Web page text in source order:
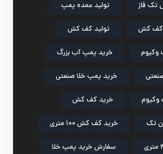
تک فاز تولید عمده پمپ
کف کش تولید کف کش
وکیوم خرید پمپ آب بزرگ
خرید پمپ خلا صنعتی
وکیوم خرید کف کش
تک خرید کف کش ۱۰۰ متری
سفارش خرید پمپ خلا